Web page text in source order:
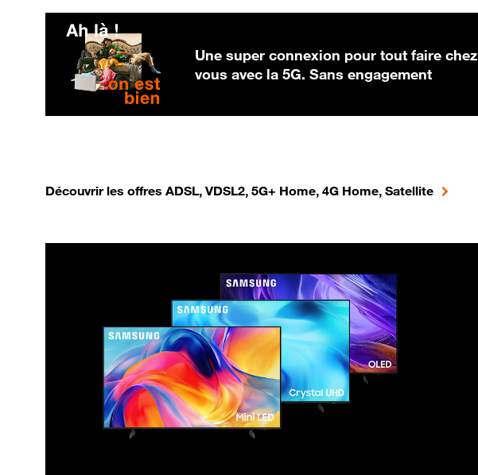
Une super connexion pour tout faire chez
vous avec la 5G. Sans engagement
Découvrir les offres ADSL, VDSL2, 5G+ Home, 4G Home, Satellite